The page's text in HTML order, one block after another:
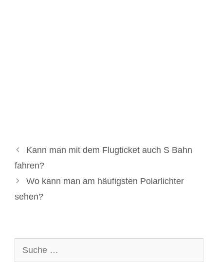
Kann man mit dem Flugticket auch S Bahn
fahren?
Wo kann man am häufigsten Polarlichter
sehen?
nach: